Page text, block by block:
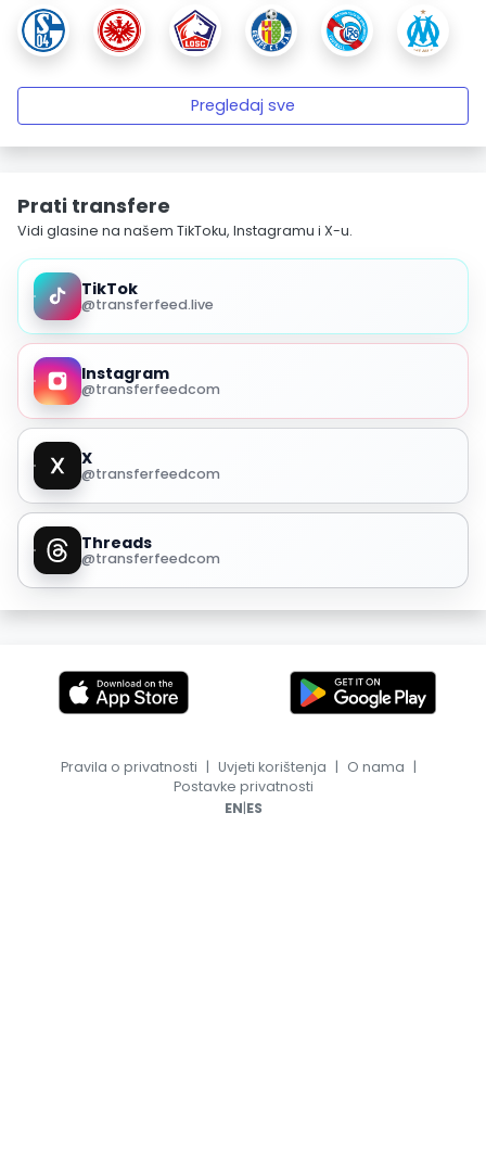
Pregledaj sve
Prati transfere
Vidi glasine na našem TikToku, Instagramu i X-u.
TikTok
@transferfeed.live
Instagram
@transferfeedcom
X
@transferfeedcom
Threads
@transferfeedcom
Pravila o privatnosti | Uvjeti korištenja | O nama |
Postavke privatnosti
EN|ES